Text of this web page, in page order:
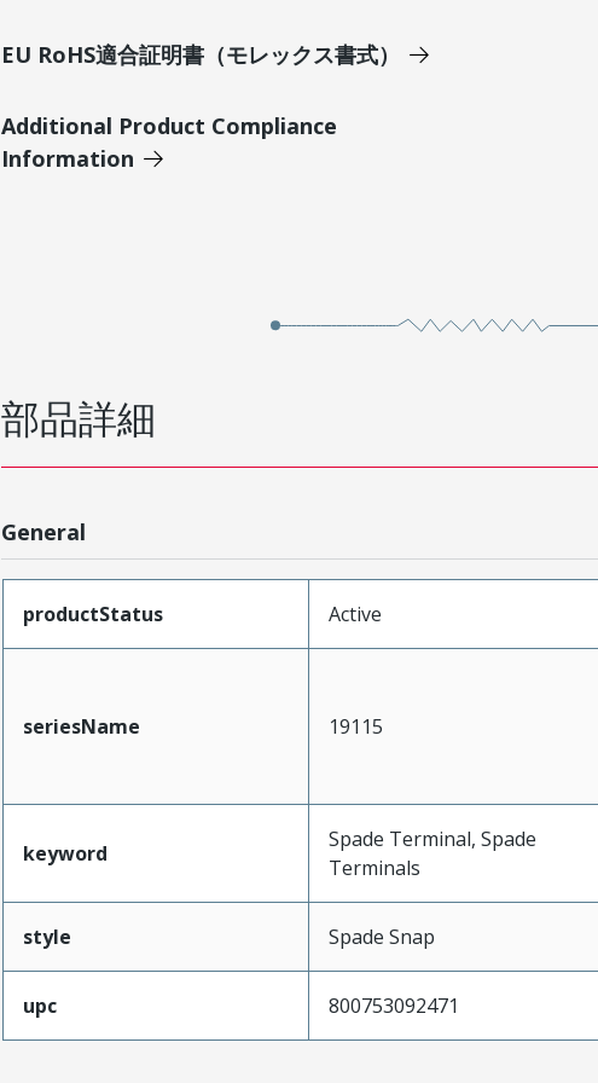
EU RoHS適合証明書（モレックス書式）
Additional Product Compliance
Information
部品詳細
General
productStatus Active
seriesName 19115
keyword
Spade Terminal, Spade
Terminals
style Spade Snap
upc 800753092471